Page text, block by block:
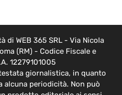
di WEB 365 SRL - Via Nicola
(RM) - Codice Fiscale e
12279101005
giornalistica, in quanto
alcuna periodicità. Non può